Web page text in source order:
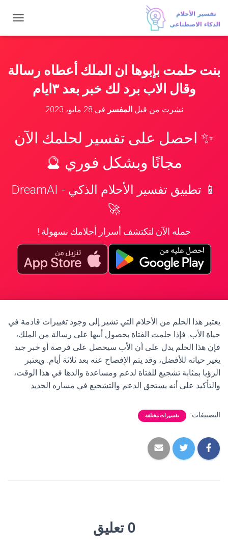
ب
ل
ا
بنت حلمت بإبوها ان الملك أعطاه رسالة
وقال الاب برد لك خبر بعد ٣ايام
نشرت من قبلالمفسر في 28 مايو، 2023
✨ احصل على تفسير لحلمك الآن
مجانًا وبشكل فوري 🔮
📱 تطبيق تفسير الأحلام الذكي - DreamAI
🚀
حمله الآن لتكتشف أسرار أحلامك بسهولة !
يعتبر هذا الحلم من الأحلام التي تشير إلى وجود تغييرات قادمة في
حياة الأب. فإذا حلمت الفتاة بحصول أبيها على رسالة من الملك،
فإن هذا الحلم يدل على أن الأب سيحصل على فرصة أو خبر جيد
يغير حياته للأفضل، وقد يتم الإفصاح عنه بعد ثلاثة أيام. ويعتبر
الرؤيا بمثابة تشجيع للفتاة لدعم ومساعدة والدها في هذا الوقت،
والتأكيد على أنه يستحق الدعم والتشجيع في مساره الجديد.
التصنيفات: تفسيرات مختلفة
0 تعليق